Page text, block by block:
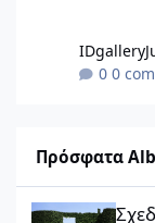
IDgallery
0
Πρόσφατα
Σχεδιαστικές